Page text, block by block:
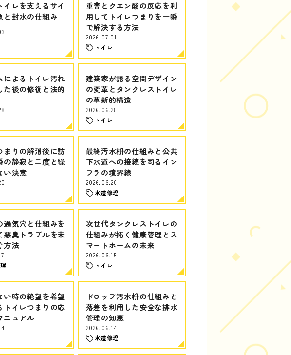
イレを支えるサイ
と封水の仕組み
重曹とクエン酸の反応を利
用してトイレつまりを一瞬
で解決する方法
2026.07.01
トイレ
によるトイレ汚れ
た後の修復と法的
建築家が語る空間デザイン
の変革とタンクレストイレ
の革新的構造
2026.06.28
トイレ
まりの解消後に訪
の静寂と二度と繰
い決意
最終汚水枡の仕組みと公共
下水道への接続を司るイン
フラの境界線
2026.06.20
水道修理
通気穴と仕組みを
悪臭トラブルを未
方法
次世代タンクレストイレの
仕組みが拓く健康管理とス
マートホームの未来
2026.06.15
トイレ
い時の絶望を希望
トイレつまりの応
ニュアル
ドロップ汚水枡の仕組みと
落差を利用した安全な排水
管理の知恵
2026.06.14
水道修理